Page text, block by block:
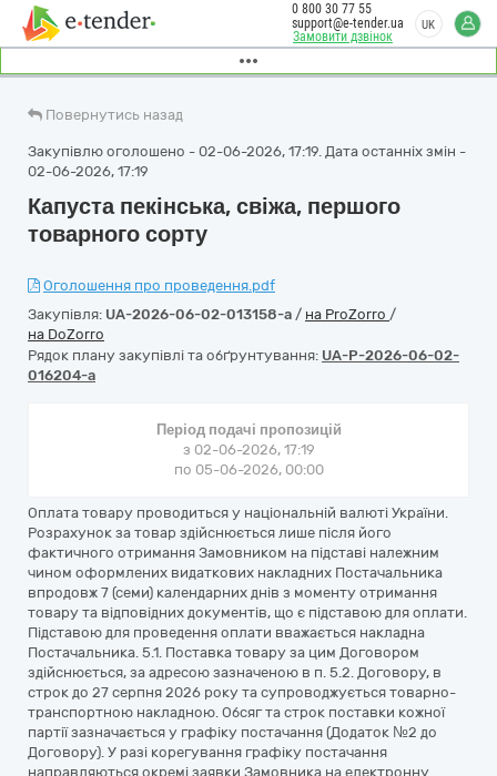
Замовити дзвінок
0 800 30 77 55
support@e-tender.ua
UK
Повернутись назад
Закупівлю оголошено - 02-06-2026, 17:19. Дата останніх змін -
02-06-2026, 17:19
Капуста пекінська, свіжа, першого
товарного сорту
Оголошення про проведення.pdf
Закупівля: UA-2026-06-02-013158-a / на ProZorro /
на DoZorro
Рядок плану закупівлі та обґрунтування: UA-P-2026-06-02-
016204-a
Період подачі пропозицій
з 02-06-2026, 17:19
по 05-06-2026, 00:00
Оплата товару проводиться у національній валюті України.
Розрахунок за товар здійснюється лише після його
фактичного отримання Замовником на підставі належним
чином оформлених видаткових накладних Постачальника
впродовж 7 (семи) календарних днів з моменту отримання
товару та відповідних документів, що є підставою для оплати.
Підставою для проведення оплати вважається накладна
Постачальника. 5.1. Поставка товару за цим Договором
здійснюється, за адресою зазначеною в п. 5.2. Договору, в
строк до 27 серпня 2026 року та супроводжується товарно-
транспортною накладною. Обсяг та строк поставки кожної
партії зазначається у графіку постачання (Додаток №2 до
Договору). У разі корегування графіку постачання
направляються окремі заявки Замовника на електронну